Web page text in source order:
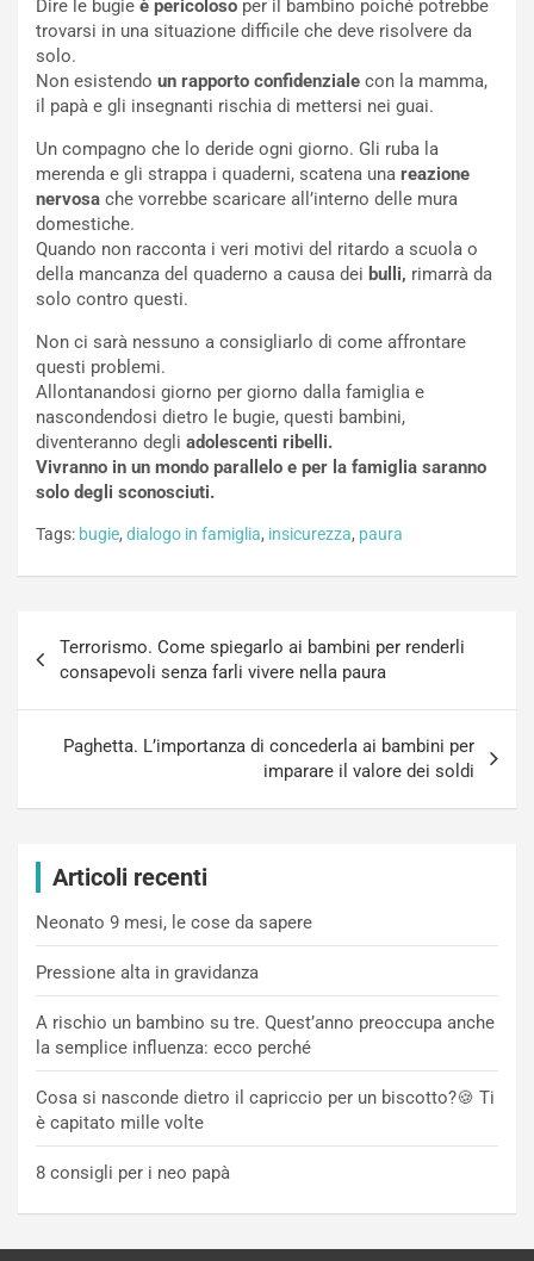
Dire le bugie è pericoloso per il bambino poiché potrebbe
trovarsi in una situazione difficile che deve risolvere da
solo.
Non esistendo un rapporto confidenziale con la mamma,
il papà e gli insegnanti rischia di mettersi nei guai.
Un compagno che lo deride ogni giorno. Gli ruba la
merenda e gli strappa i quaderni, scatena una reazione
nervosa che vorrebbe scaricare all’interno delle mura
domestiche.
Quando non racconta i veri motivi del ritardo a scuola o
della mancanza del quaderno a causa dei bulli, rimarrà da
solo contro questi.
Non ci sarà nessuno a consigliarlo di come affrontare
questi problemi.
Allontanandosi giorno per giorno dalla famiglia e
nascondendosi dietro le bugie, questi bambini,
diventeranno degli adolescenti ribelli.
Vivranno in un mondo parallelo e per la famiglia saranno
solo degli sconosciuti.
Tags: bugie, dialogo in famiglia, insicurezza, paura
articoli
Terrorismo. Come spiegarlo ai bambini per renderli
consapevoli senza farli vivere nella paura
Paghetta. L’importanza di concederla ai bambini per
imparare il valore dei soldi
Articoli recenti
Neonato 9 mesi, le cose da sapere
Pressione alta in gravidanza
A rischio un bambino su tre. Quest’anno preoccupa anche
la semplice influenza: ecco perché
Cosa si nasconde dietro il capriccio per un biscotto?🍪 Ti
è capitato mille volte
8 consigli per i neo papà